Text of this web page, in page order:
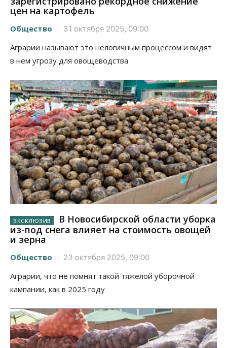
цен на картофель
Общество 31 октября 2025, 09:00
Аграрии называют это нелогичным процессом и видят
в нем угрозу для овощеводства
В Новосибирской области уборка
из-под снега влияет на стоимость овощей
и зерна
Общество 23 октября 2025, 09:00
Аграрии, что не помнят такой тяжелой уборочной
кампании, как в 2025 году